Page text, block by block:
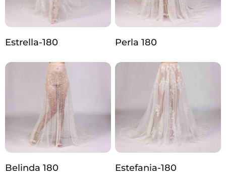
Estrella-180 Perla 180
Belinda 180 Estefania-180